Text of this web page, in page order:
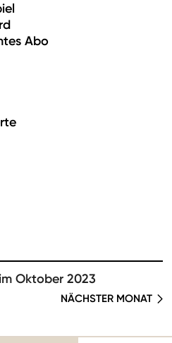
Abo
Oktober 2023
NÄCHSTER MONAT